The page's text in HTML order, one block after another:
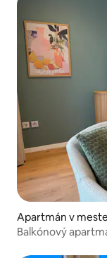
Apartmán v
Balkónový